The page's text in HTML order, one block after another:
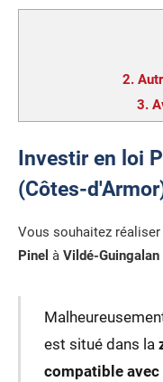
2.
3.
Investir en loi
(Côtes-
Vous souhaitez
Pinel à Vildé-Guingalan
est situé dans la
compatible